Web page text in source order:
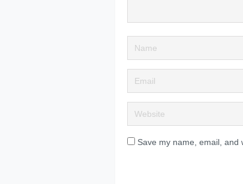
Save my name, email, and